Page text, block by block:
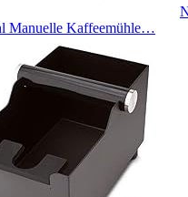
Manuelle Kaffeemühle…